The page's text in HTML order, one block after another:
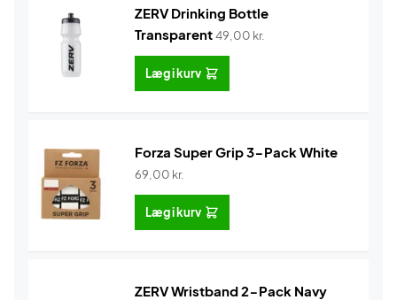
ZERV Drinking Bottle
Transparent49,00 kr.
Læg i kurv
Forza Super Grip 3-Pack White
69,00 kr.
Læg i kurv
ZERV Wristband 2-Pack Navy